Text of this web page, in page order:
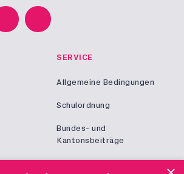
SERVICE
Allgemeine Bedingungen
Schulordnung
Bundes- und
Kantonsbeiträge